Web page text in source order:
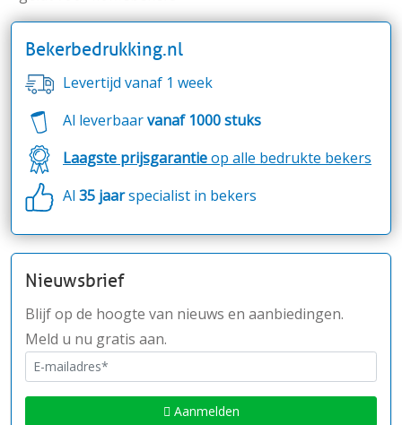
Bekerbedrukking.nl
Levertijd vanaf 1 week
Al leverbaarvanaf 1000 stuks
Laagste prijsgarantieop alle bedrukte bekers
Al 35 jaarspecialist in bekers
Nieuwsbrief
Blijf op de hoogte van nieuws en aanbiedingen.
Meld u nu gratis aan.
Aanmelden